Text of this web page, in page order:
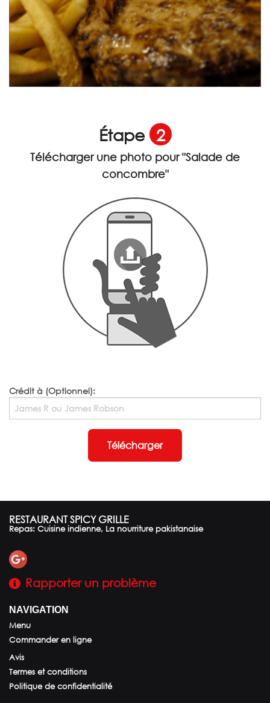
Étape 2
Télécharger une photo pour"Salade de
concombre"
Crédit à (Optionnel):
Télécharger
RESTAURANT SPICY GRILLE
Repas: Cuisine indienne, La nourriture pakistanaise
Rapporter un problème
NAVIGATION
Menu
Commander en ligne
Avis
Termes et conditions
Politique de confidentialité